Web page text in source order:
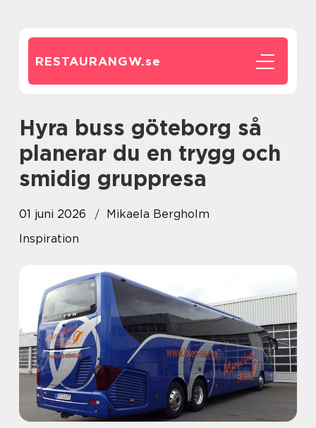
RESTAURANGW.se
Hyra buss göteborg så
planerar du en trygg och
smidig gruppresa
01 juni 2026
Mikaela Bergholm
Inspiration